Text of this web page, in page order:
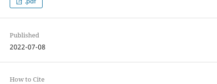
Published
2022-07-08
How to Cite